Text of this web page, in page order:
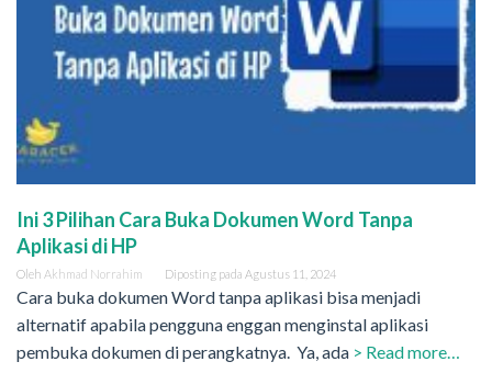
Ini 3 Pilihan Cara Buka Dokumen Word Tanpa
Aplikasi di HP
Oleh Akhmad Norrahim Diposting pada Agustus 11, 2024
Cara buka dokumen Word tanpa aplikasi bisa menjadi
alternatif apabila pengguna enggan menginstal aplikasi
pembuka dokumen di perangkatnya. Ya, ada > Read more…